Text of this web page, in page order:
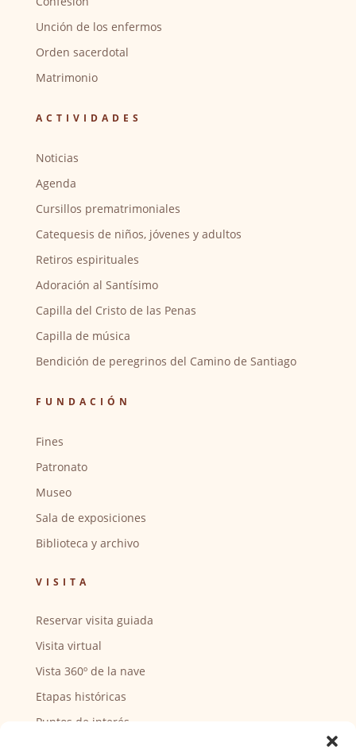
Unción de los enfermos
Orden sacerdotal
Matrimonio
ACTIVIDADES
Noticias
Agenda
Cursillos prematrimoniales
Catequesis de niños, jóvenes y adultos
Retiros espirituales
Adoración al Santísimo
Capilla del Cristo de las Penas
Capilla de música
Bendición de peregrinos del Camino de Santiago
FUNDACIÓN
Fines
Patronato
Museo
Sala de exposiciones
Biblioteca y archivo
VISITA
Reservar visita guiada
Visita virtual
Vista 360º de la nave
Etapas históricas
Puntos de interés